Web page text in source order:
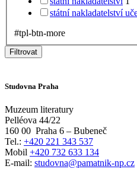
státní nakladatelství
#tpl-btn-more
Filtrovat
Studovna Praha
Muzeum literatury
Pelléova 44/22
160 00 Praha 6 – Bubeneč
Tel.: +420 221 343 537
Mobil +420 732 633 134
E-mail: studovna@pamatnik-np.cz